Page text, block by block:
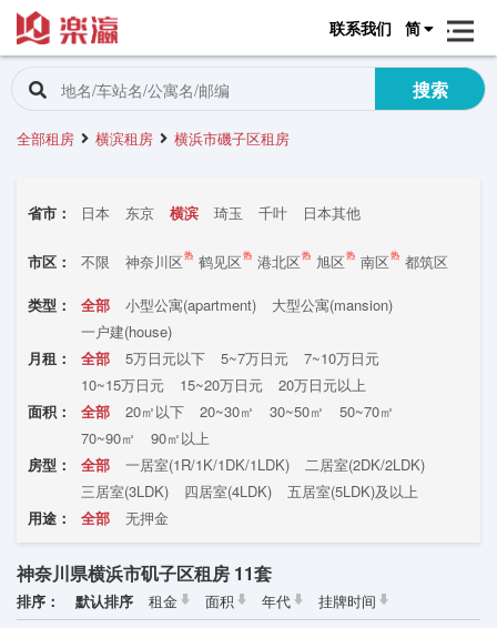
联系我们 简
搜索
全部租房 横滨租房 横浜市磯子区租房
省市： 日本 东京 横滨 琦玉 千叶 日本其他
市区： 不限 神奈川区热 鹤见区热 港北区热 旭区热 南区热 都筑区
戸冢区
栄区 緑区 港南区 青叶区
类型： 全部 小型公寓(apartment)
大型公寓(mansion)
一户建(house)
月租：
全部 5万日元以下 5~7万日元
7~10万日元
10~15万日元
15~20万日元
20万日元以上
面积：
全部 20㎡以下 20~30㎡ 30~50㎡
50~70㎡
70~90㎡
90㎡以上
房型：
全部 一居室(1R/1K/1DK/1LDK)
二居室(2DK/2LDK)
三居室(3LDK)
四居室(4LDK)
五居室(5LDK)及以上
用途：
全部 无押金
神奈川県横浜市矶子区租房 11套
排序： 默认排序 租金 面积 年代 挂牌时间